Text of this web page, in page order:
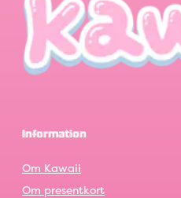
Information
Om Kawaii
Om presentkort